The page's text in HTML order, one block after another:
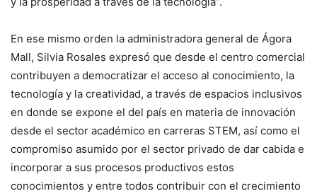
En ese mismo orden la administradora general de Ágora
Mall, Silvia Rosales expresó que desde el centro comercial
contribuyen a democratizar el acceso al conocimiento, la
tecnología y la creatividad, a través de espacios inclusivos
en donde se expone el del país en materia de innovación
desde el sector académico en carreras STEM, así como el
compromiso asumido por el sector privado de dar cabida e
incorporar a sus procesos productivos estos
conocimientos y entre todos contribuir con el crecimiento